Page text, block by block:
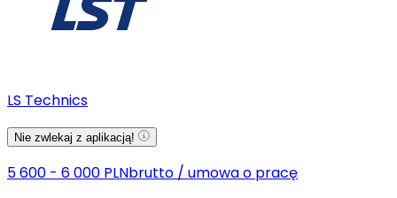
LS Technics
Nie zwlekaj z aplikacją!
5 600 - 6 000 PLNbrutto / umowa o pracę